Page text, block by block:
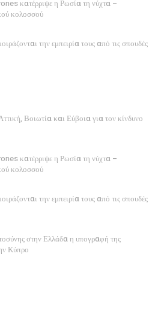
κατέρριψε η Ρωσία τη νύχτα –
κολοσσού
την εμπειρία τους από τις σπουδές
Βοιωτία και Εύβοια για τον κίνδυνο
κατέρριψε η Ρωσία τη νύχτα –
κολοσσού
την εμπειρία τους από τις σπουδές
στην Ελλάδα η υπογραφή της
Κύπρο